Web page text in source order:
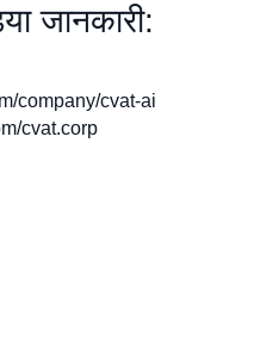
जानकारी:
company/cvat-ai
cvat.corp